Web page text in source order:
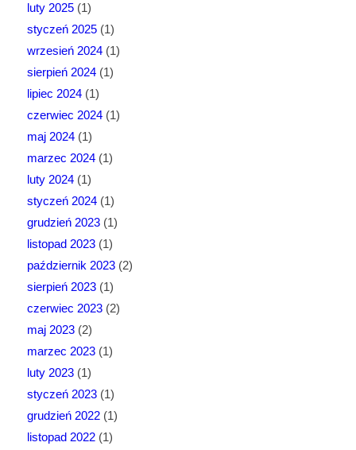
luty 2025(1)
styczeń 2025(1)
wrzesień 2024(1)
sierpień 2024(1)
lipiec 2024(1)
czerwiec 2024(1)
maj 2024(1)
marzec 2024(1)
luty 2024(1)
styczeń 2024(1)
grudzień 2023(1)
listopad 2023(1)
październik 2023(2)
sierpień 2023(1)
czerwiec 2023(2)
maj 2023(2)
marzec 2023(1)
luty 2023(1)
styczeń 2023(1)
grudzień 2022(1)
listopad 2022(1)